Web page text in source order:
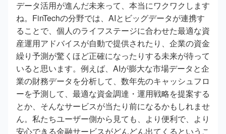
データ活用が進んだ未来って、本当にワクワクします
ね。FinTechの分野では、AIとビッグデータが連携す
ることで、個人のライフステージに合わせた最適な資
産運用アドバイスが自動で提供されたり、企業の資金
繰り予測が驚くほど正確になったりする未来が待って
いると思います。例えば、AIが膨大な市場データと企
業の財務データを分析して、数年先のキャッシュフロ
ーを予測して、最適な資金調達・運用戦略を提案する
とか、そんなサービスが当たり前になるかもしれませ
ん。私たちユーザー側から見ても、より便利で、より
安心できる金融サービスがどんどん出てくるというこ